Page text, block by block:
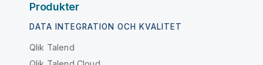
Produkter
DATA INTEGRATION OCH KVALITET
Qlik Talend